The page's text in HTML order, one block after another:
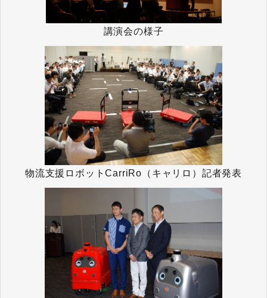
講演会の様子
物流支援ロボットCarriRo（キャリロ）記者発表